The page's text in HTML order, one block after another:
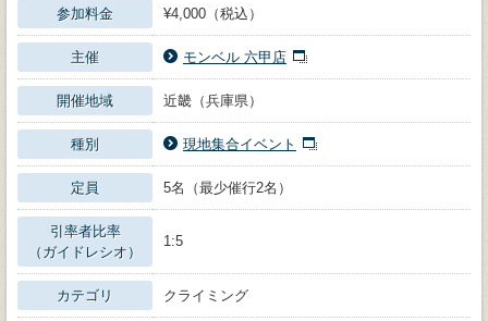
参加料金 ¥4,000（税込）
主催 モンベル 六甲店
開催地域 近畿（兵庫県）
種別 現地集合イベント
定員 5名（最少催行2名）
引率者比率
（ガイドレシオ）
1:5
カテゴリ クライミング